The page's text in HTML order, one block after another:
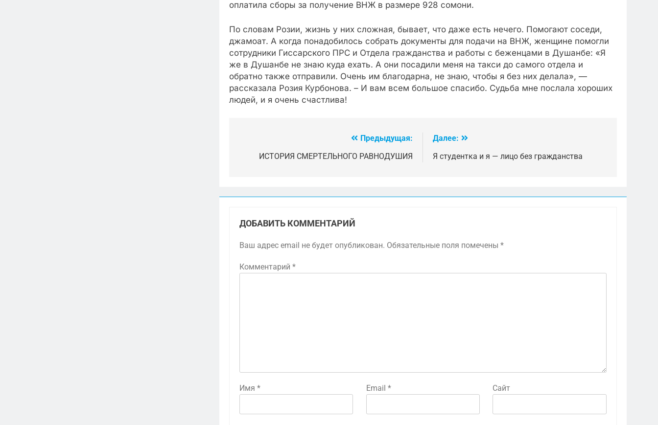
оплатила сборы за получение ВНЖ в размере 928 сомони.
По словам Розии, жизнь у них сложная, бывает, что даже есть нечего. Помогают соседи,
джамоат. А когда понадобилось собрать документы для подачи на ВНЖ, женщине помогли
сотрудники Гиссарского ПРС и Отдела гражданства и работы с беженцами в Душанбе: «Я
же в Душанбе не знаю куда ехать. А они посадили меня на такси до самого отдела и
обратно также отправили. Очень им благодарна, не знаю, чтобы я без них делала», —
рассказала Розия Курбонова. – И вам всем большое спасибо. Судьба мне послала хороших
людей, и я очень счастлива!
Предыдущая:
ИСТОРИЯ СМЕРТЕЛЬНОГО РАВНОДУШИЯ
Далее:
Я студентка и я — лицо без гражданства
ДОБАВИТЬ КОММЕНТАРИЙ
Ваш адрес email не будет опубликован. Обязательные поля помечены *
Комментарий *
Имя * Email * Сайт